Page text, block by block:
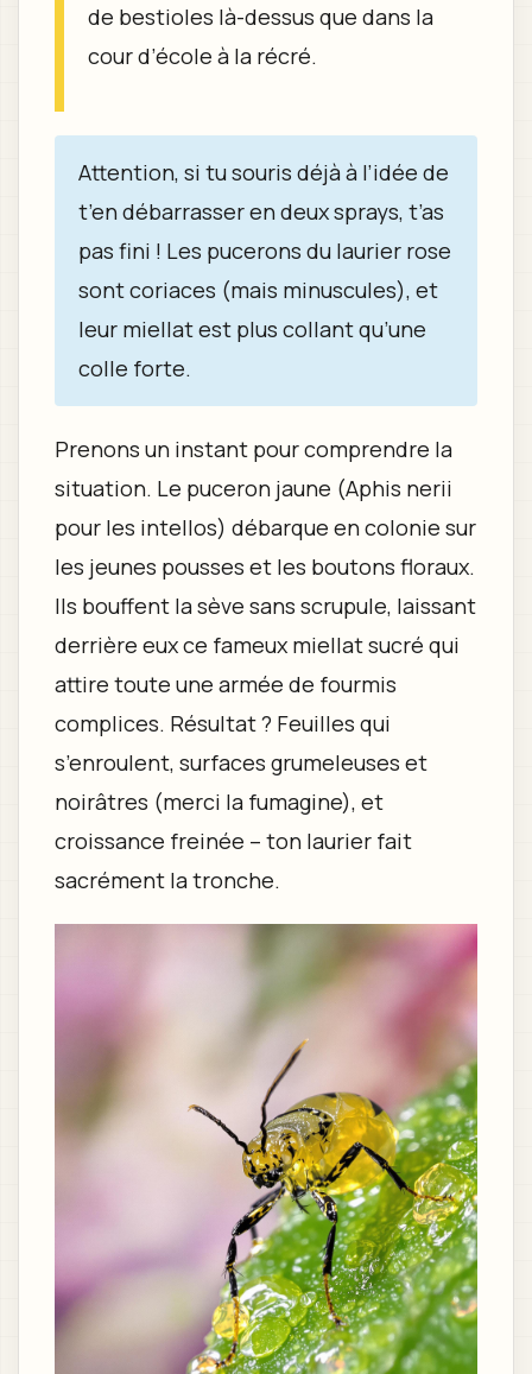
de bestioles là-dessus que dans la
cour d’école à la récré.
Attention, si tu souris déjà à l’idée de
t’en débarrasser en deux sprays, t’as
pas fini ! Les pucerons du laurier rose
sont coriaces (mais minuscules), et
leur miellat est plus collant qu’une
colle forte.
Prenons un instant pour comprendre la
situation. Le puceron jaune (Aphis nerii
pour les intellos) débarque en colonie sur
les jeunes pousses et les boutons floraux.
Ils bouffent la sève sans scrupule, laissant
derrière eux ce fameux miellat sucré qui
attire toute une armée de fourmis
complices. Résultat ? Feuilles qui
s’enroulent, surfaces grumeleuses et
noirâtres (merci la fumagine), et
croissance freinée – ton laurier fait
sacrément la tronche.